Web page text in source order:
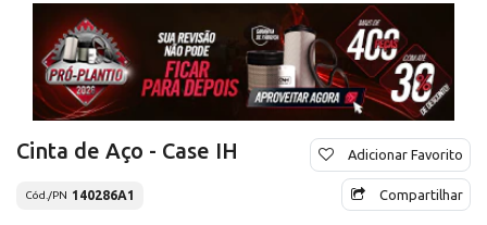
Cinta de Aço - Case IH
Cód./PN 140286A1
Adicionar Favorito
Compartilhar